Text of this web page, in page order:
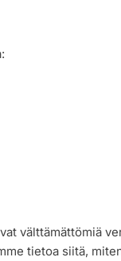
välttämättömiä
tietoa siitä,